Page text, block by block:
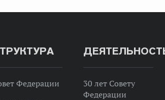
Федерации
30 лет Совету
Федерации